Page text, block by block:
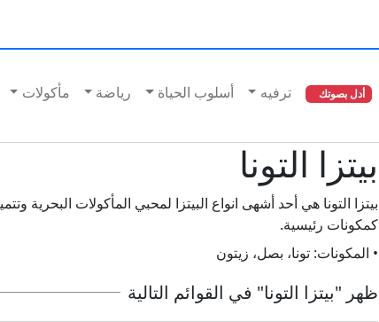
أدل بصوتك ترفيه أسلوب الحياة رياضة مأكولات
بيتزا التونا
بيتزا التونا هي أحد أشهى انواع البيتزا لمحبي المأكولات البحرية
كمكونات رئيسية.
• المكونات: تونا، بصل، زيتون
ظهر "بيتزا التونا" في القوائم التالية